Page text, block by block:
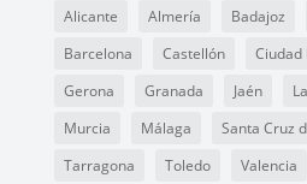
Alicante Almería Badajoz
Barcelona
Castellón Ciudad
Gerona
Granada Jaén
Murcia
Málaga Santa Cruz
Tarragona
Toledo Valencia